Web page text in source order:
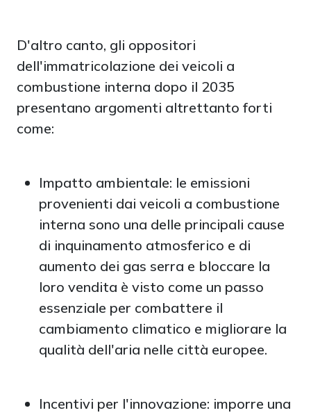
D'altro canto, gli oppositori
dell'immatricolazione dei veicoli a
combustione interna dopo il 2035
presentano argomenti altrettanto forti
come:
Impatto ambientale: le emissioni
provenienti dai veicoli a combustione
interna sono una delle principali cause
di inquinamento atmosferico e di
aumento dei gas serra e bloccare la
loro vendita è visto come un passo
essenziale per combattere il
cambiamento climatico e migliorare la
qualità dell'aria nelle città europee.
Incentivi per l'innovazione: imporre una